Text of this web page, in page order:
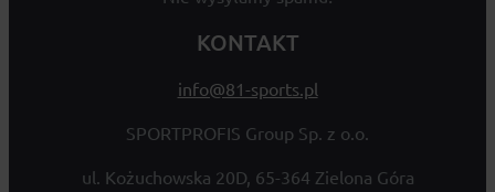
KONTAKT
info@81-sports.pl
SPORTPROFIS Group Sp. z o.o.
ul. Kożuchowska 20D, 65-364 Zielona Góra